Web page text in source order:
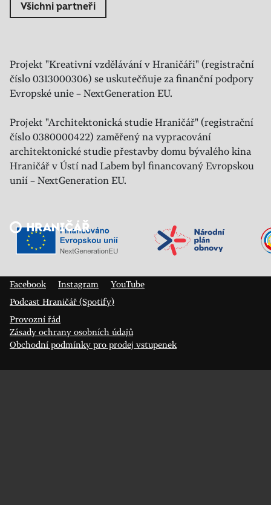
Všichni partneři
Projekt "Kreativní vzdělávání v Hraničáři" (registrační
číslo 0313000306) se uskutečňuje za finanční podpory
Evropské unie – NextGeneration EU.
Projekt "Architektonická studie Hraničář" (registrační
číslo 0380000422) zaměřený na vypracování
architektonické studie přestavby domu bývalého kina
Hraničář v Ústí nad Labem byl financovaný Evropskou
unií – NextGeneration EU.
Veřejný sál Hraničář, spolek
Facebook
Instagram
YouTube
Podcast Hraničář (Spotify)
Provozní řád
Zásady ochrany osobních údajů
Obchodní podmínky pro prodej vstupenek